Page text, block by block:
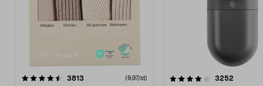
3813 (9,97/st)
4.0av 5 stjärnor 3252
4.5av 5 stjärnor